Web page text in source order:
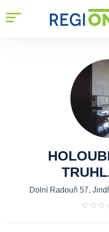
Dolní Radouň 57,